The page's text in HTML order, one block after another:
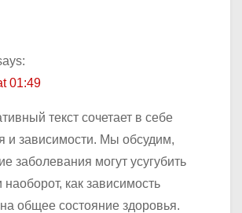
01:49
текст сочетает в себе
и зависимости. Мы обсудим,
заболевания могут усугубить
как зависимость
общее состояние здоровья.